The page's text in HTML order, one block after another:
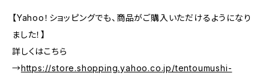
【Yahoo！ショッピングでも、商品がご購入いただけるようになり
ました！】
詳しくはこちら
→https://store.shopping.yahoo.co.jp/tentoumushi-